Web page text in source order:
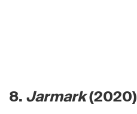
8. Jarmark(2020)